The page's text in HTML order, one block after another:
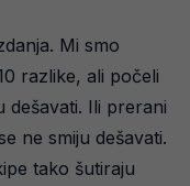
Mi smo
razlike, ali počeli
dešavati. Ili prerani
ne smiju dešavati.
tako šutiraju